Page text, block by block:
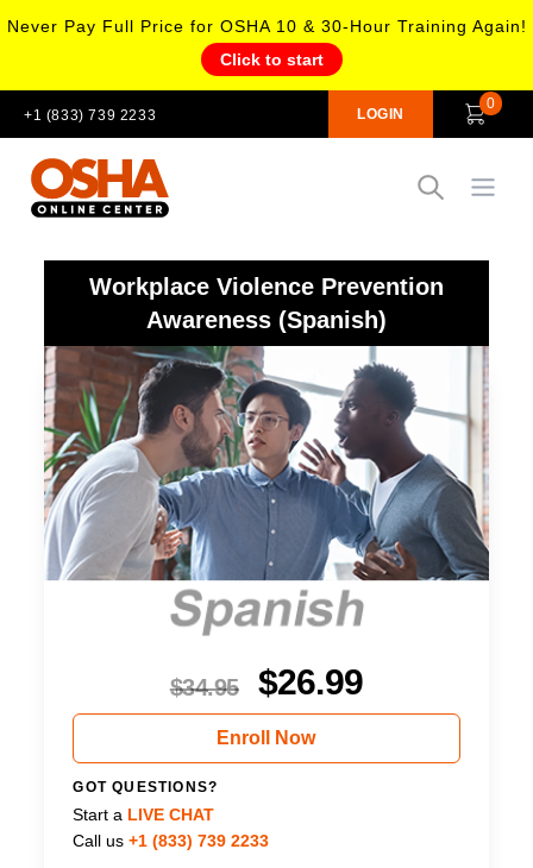
Never Pay Full Price for OSHA 10 & 30-Hour Training Again!
Click to start
+1 (833) 739 2233 LOGIN
0
Open
Workplace Violence Prevention
Awareness (Spanish)
$34.95 $26.99
Enroll Now
GOT QUESTIONS?
Start a LIVE CHAT
Call us +1 (833) 739 2233